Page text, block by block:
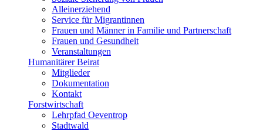
Alleinerziehend
Service für Migrantinnen
Frauen und Männer in Familie und Partnerschaft
Frauen und Gesundheit
Veranstaltungen
Humanitärer Beirat
Mitglieder
Dokumentation
Kontakt
Forstwirtschaft
Lehrpfad Oeventrop
Stadtwald